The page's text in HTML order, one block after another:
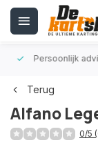
Persoonlijk
Terug
Alfano
0/5